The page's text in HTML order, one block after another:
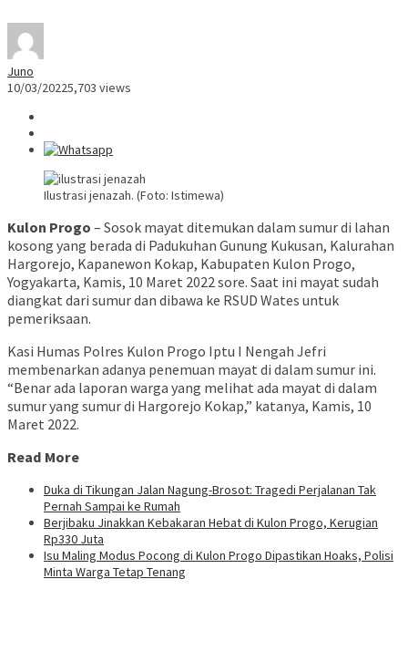
Juno
10/03/20225,703 views
Ilustrasi jenazah. (Foto: Istimewa)
Kulon Progo – Sosok mayat ditemukan dalam sumur di lahan
kosong yang berada di Padukuhan Gunung Kukusan, Kalurahan
Hargorejo, Kapanewon Kokap, Kabupaten Kulon Progo,
Yogyakarta, Kamis, 10 Maret 2022 sore. Saat ini mayat sudah
diangkat dari sumur dan dibawa ke RSUD Wates untuk
pemeriksaan.
Kasi Humas Polres Kulon Progo Iptu I Nengah Jefri
membenarkan adanya penemuan mayat di dalam sumur ini.
“Benar ada laporan warga yang melihat ada mayat di dalam
sumur yang sumur di Hargorejo Kokap,” katanya, Kamis, 10
Maret 2022.
Read More
Duka di Tikungan Jalan Nagung-Brosot: Tragedi Perjalanan Tak
Pernah Sampai ke Rumah
Berjibaku Jinakkan Kebakaran Hebat di Kulon Progo, Kerugian
Rp330 Juta
Isu Maling Modus Pocong di Kulon Progo Dipastikan Hoaks, Polisi
Minta Warga Tetap Tenang